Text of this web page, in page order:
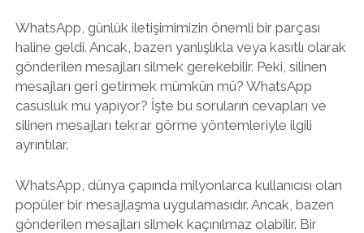
WhatsApp, günlük iletişimimizin önemli bir parçası
haline geldi. Ancak, bazen yanlışlıkla veya kasıtlı olarak
gönderilen mesajları silmek gerekebilir. Peki, silinen
mesajları geri getirmek mümkün mü? WhatsApp
casusluk mu yapıyor? İşte bu soruların cevapları ve
silinen mesajları tekrar görme yöntemleriyle ilgili
ayrıntılar.
WhatsApp, dünya çapında milyonlarca kullanıcısı olan
popüler bir mesajlaşma uygulamasıdır. Ancak, bazen
gönderilen mesajları silmek kaçınılmaz olabilir. Bir